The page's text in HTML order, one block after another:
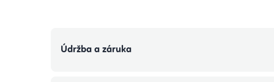
Údržba a záruka